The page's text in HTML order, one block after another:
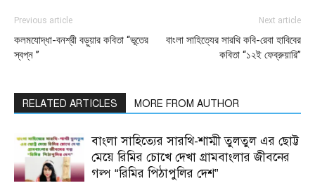
Previous article
কলমযোদ্ধা-বনশ্রী বড়ুয়ার কবিতা “ভূতের
স্বপ্ন ”
Next article
বাংলা সাহিত্যের সারথি কবি-রেবা হাবিবের
কবিতা “১২ই ফেব্রুয়ারি”
RELATED ARTICLES MORE FROM AUTHOR
বাংলা সাহিত্যের সারথি-শাম্মী তুলতুল এর ছোট্ট
মেয়ে রিমির চোখে দেখা গ্রামবাংলার জীবনের
গল্প “রিমির পিঠাপুলির দেশ”